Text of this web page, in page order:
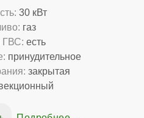
30 кВт
газ
ГВС: есть
принудительное
закрытая